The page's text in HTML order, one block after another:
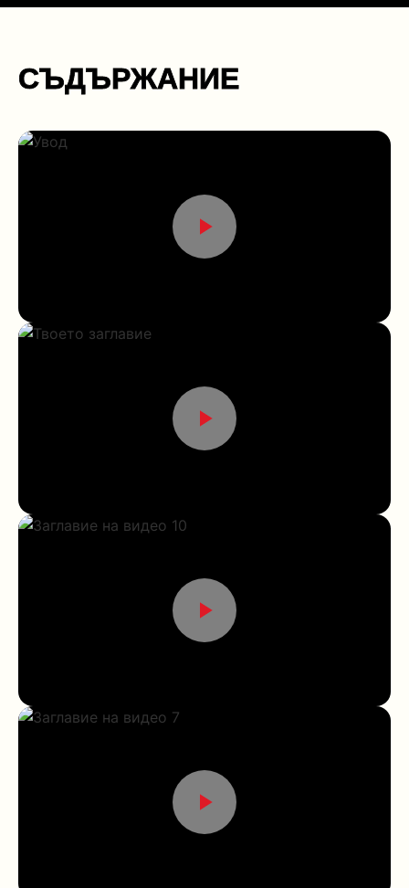
СЪДЪРЖАНИЕ